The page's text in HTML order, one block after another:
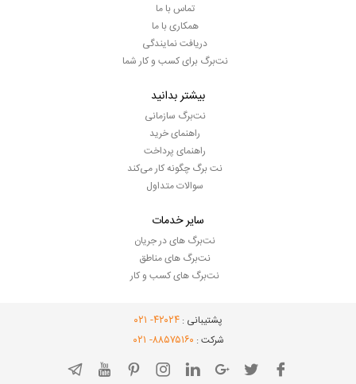
تماس با ما
همکاری با ما
دریافت نمایندگی
نت‌برگ برای کسب و کار شما
بیشتر بدانید
نت‌برگ سازمانی
راهنمای خرید
راهنمای پرداخت
نت برگ چگونه کار می‌کند
سوالات متداول
سایر خدمات
نت‌برگ های در جریان
نت‌برگ های مناطق
نت‌برگ های کسب و کار
پشتیبانی : ۴۲۰۲۴- ۰۲۱
شرکت : ۸۸۵۷۵۱۶۰- ۰۲۱